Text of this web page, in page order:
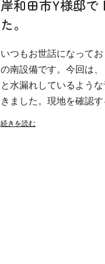
岸和田市Y様邸で
た。
いつもお世話になって
の南設備です。今回は
と水漏れしているよう
きました。現地を確認
続きを読む